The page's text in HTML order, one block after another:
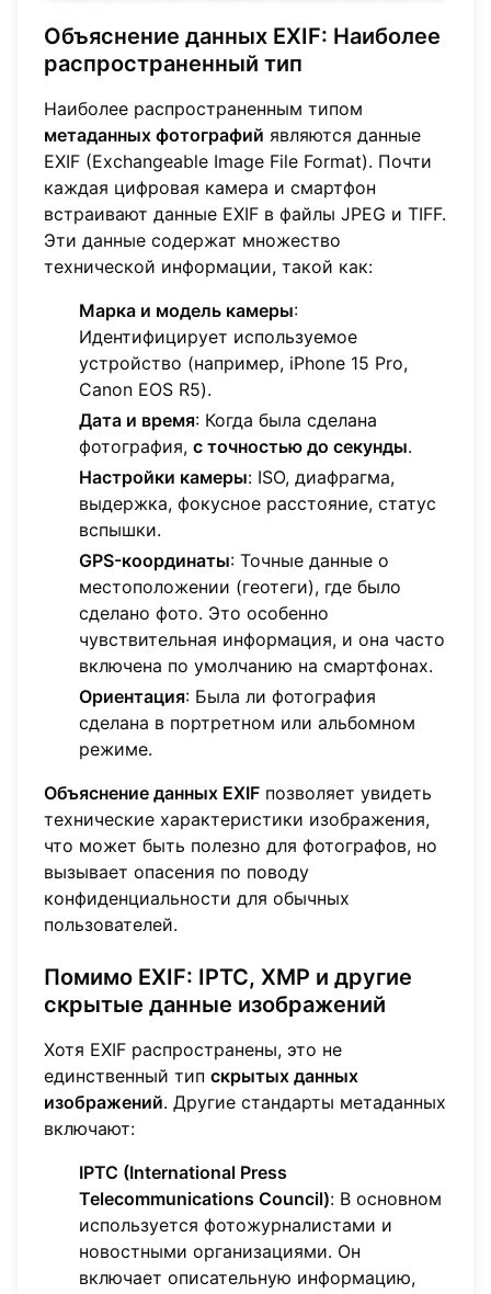
Объяснение данных EXIF: Наиболее
распространенный тип
Наиболее распространенным типом
метаданных фотографий являются данные
EXIF (Exchangeable Image File Format). Почти
каждая цифровая камера и смартфон
встраивают данные EXIF в файлы JPEG и TIFF.
Эти данные содержат множество
технической информации, такой как:
Марка и модель камеры:
Идентифицирует используемое
устройство (например, iPhone 15 Pro,
Canon EOS R5).
Дата и время: Когда была сделана
фотография, с точностью до секунды.
Настройки камеры: ISO, диафрагма,
выдержка, фокусное расстояние, статус
вспышки.
GPS-координаты: Точные данные о
местоположении (геотеги), где было
сделано фото. Это особенно
чувствительная информация, и она часто
включена по умолчанию на смартфонах.
Ориентация: Была ли фотография
сделана в портретном или альбомном
режиме.
Объяснение данных EXIF позволяет увидеть
технические характеристики изображения,
что может быть полезно для фотографов, но
вызывает опасения по поводу
конфиденциальности для обычных
пользователей.
Помимо EXIF: IPTC, XMP и другие
скрытые данные изображений
Хотя EXIF распространены, это не
единственный тип скрытых данных
изображений. Другие стандарты метаданных
включают:
IPTC (International Press
Telecommunications Council): В основном
используется фотожурналистами и
новостными организациями. Он
включает описательную информацию,